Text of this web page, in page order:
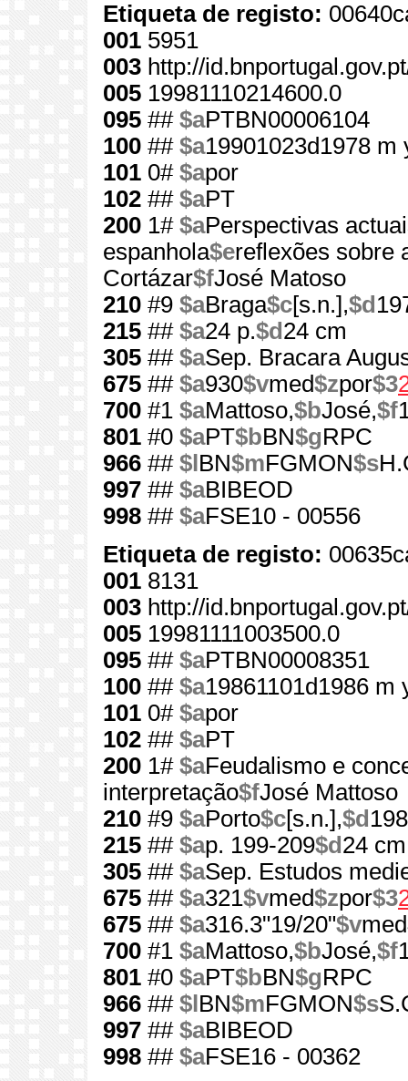
Etiqueta de registo:
001 5951
003 http://
005 19981110214600.0
095 ## $aPTBN00006104
100 ## $a19901023d1978 m
101 0# $apor
102 ## $aPT
200 1# $aPerspectivas
espanhola$ereflexões sobre
Cortázar$fJosé Matoso
210 #9 $aBraga$c[s.n.],$d
215 ## $a24 p.$d 24 cm
305 ## $aSep. Bracara
675 ## $a930$vmed$zpor$3
700 #1 $aMattoso,$bJosé,$f
801 #0 $aPT$bBN$gRPC
966 ## $l BN$mFGMON$s
997 ## $aBIBEOD
998 ## $aFSE10 - 00556
Etiqueta de registo:
001 8131
003 http://
005 19981111003500.0
095 ## $aPTBN00008351
100 ## $a19861101d1986 m
101 0# $apor
102 ## $aPT
200 1# $aFeudalismo e
interpretação$fJosé Mattoso
210 #9 $aPorto$c[s.n.],$d
215 ## $ap. 199-209$d 24 cm
305 ## $aSep. Estudos
675 ## $a321$vmed$zpor$3
675 ## $a316.3"19/20"$vmed
700 #1 $aMattoso,$bJosé,$f
801 #0 $aPT$bBN$gRPC
966 ## $l BN$mFGMON$s
997 ## $aBIBEOD
998 ## $aFSE16 - 00362